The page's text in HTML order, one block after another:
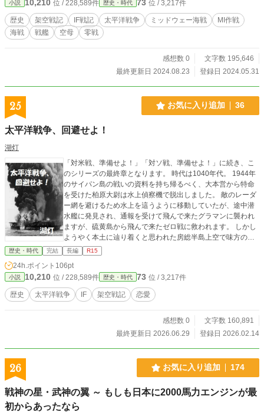
れようとしていた。 （※本作は、「小説家になろう」様にて
連載中の同名の作品を転載したものです。）
小説 10,210 位 / 228,589件 歴史・時代 73 位 / 3,217件
歴史 架空戦記 IF戦記 太平洋戦争 ミッドウェー海戦
MI作戦
海戦
戦艦 空母 零戦
感想数 0
文字数 195,646
最終更新日 2024.08.23
登録日 2024.05.31
25 お気に入り追加 36
太平洋戦争、回避せよ！
湖灯
「対米戦、準備せよ！」「対ソ戦、準備せよ！」に続き、こ
のシリーズの最終章となります。 時代は1040年代。 1944年
のサイパン島の戦いの資料を持ち帰るべく、大本営から特命
を受けた柏原大尉は水上偵察機で脱出しました。 敵のレーダ
ー網を避けるため水上を這うように移動していたが、途中潜
水艦に発見され、通報を受けて飛んで来たグラマンに襲われ
ますが、硫黄島から飛んで来たゼロ戦に救われます。 しかし
ようやく本土に辿り着くと思われた房総半島上空で味方の誤
射により機は重大なダメージを受けて墜落。 目が覚めたとき
彼は10年前の1934年に戻っていて、柏原大尉の前には未来か
ら来た技術者の男女2人が居て、彼らと共に戦争のない日本を
築くために奮闘する物語です。 「小説家になろう」では「対
米戦、準備せよ！」で先行配信中です。
歴史・時代 完結 長編 R15
24h.ポイント 106pt
小説 10,210 位 / 228,589件 歴史・時代 73 位 / 3,217件
歴史 太平洋戦争 IF 架空戦記 恋愛
感想数 0
文字数 160,891
最終更新日 2026.06.29
登録日 2026.02.14
26 お気に入り追加 174
戦神の星・武神の翼 ～ もしも日本に2000馬力エンジンが最
初からあったなら